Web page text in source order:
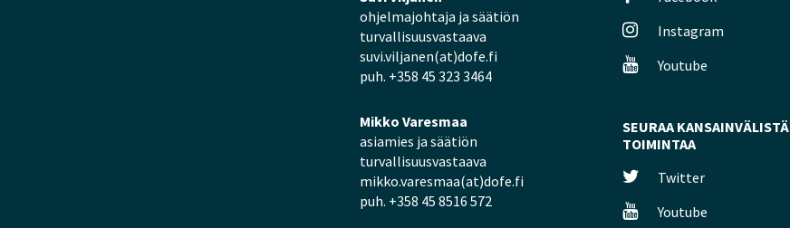
ohjelmajohtaja ja säätiön
turvallisuusvastaava
suvi.viljanen(at)dofe.fi
puh. +358 45 323 3464
Mikko Varesmaa
asiamies ja säätiön
turvallisuusvastaava
mikko.varesmaa(at)dofe.fi
puh. +358 45 8516 572
Instagram
Youtube
SEURAA KANSAINVÄLISTÄ
TOIMINTAA
Twitter
Youtube